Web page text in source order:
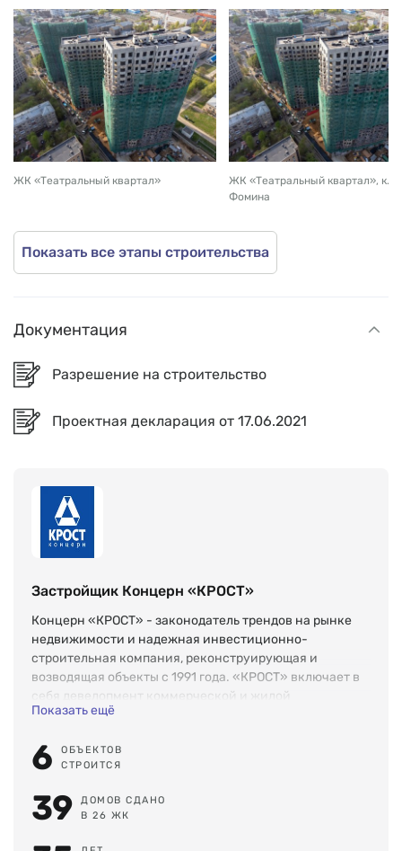
ЖК «Театральный квартал»
ЖК «Театральный квартал», к.
Фомина
Показать все этапы строительства
Документация
Разрешение на строительство
Проектная декларация от 17.06.2021
Застройщик Концерн «КРОСТ»
Концерн «КРОСТ» - законодатель трендов на рынке
недвижимости и надежная инвестиционно-
строительная компания, реконструирующая и
возводящая объекты с 1991 года. «КРОСТ» включает в
себя девелопмент коммерческой и жилой
недвижимости, а также строительный и
насчитывается 4.5 млн кв. метров реализованных
проектов. В их числе более 800 жилых, спортивных и
учреждений и даже православные храмы. Концерн
не забывая о культурной составляющей проекта.
Показать ещё
6
ОБЪЕКТОВ
СТРОИТСЯ
39
ДОМОВ СДАНО
В 26 ЖК